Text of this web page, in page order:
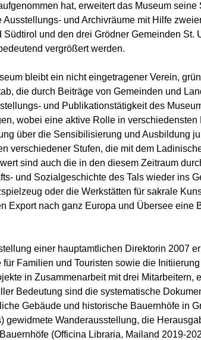
hat, erweitert das Museum
und Archivräume mit Hilfe
Südtirol und den drei Grödner Gemeinden St.
vergrößert werden.
bleibt ein nicht eingetragener Verein,
die durch Beiträge von Gemeinden und
und Publikationstätigkeit des
wobei eine aktive Rolle in
über die Sensibilisierung und Ausbildung
verschiedener Stufen, die mit dem
sind auch die in den diesem Zeitraum
und Sozialgeschichte des Tals wieder ins
oder die Werkstätten für sakrale
Export nach ganz Europa und Übersee eine
einer hauptamtlichen Direktorin 2007
für Familien und Touristen sowie die
in Zusammenarbeit mit drei Mitarbeitern,
Bedeutung sind die systematische
Gebäude und historische Bauernhöfe in
gewidmete Wanderausstellung, die
(Officina Libraria, Mailand 2019-